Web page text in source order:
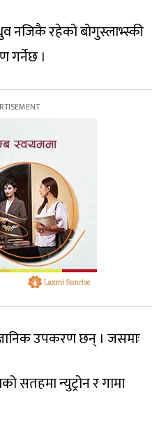
नजिकै रहेको बोगुस्लाभ्स्की
गर्नेछ ।
उपकरण छन् । जसमाः
सतहमा न्युट्रोन र गामा